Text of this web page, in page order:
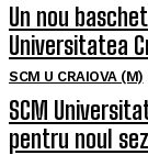
Un nou
Universitatea
SCM U CRAIOVA (M)
SCM
pentru noul